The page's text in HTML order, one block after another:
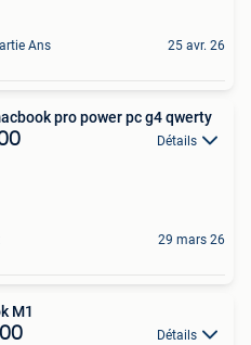
Ans 25 avr. 26
pro power pc g4 qwerty
Détails
29 mars 26
M1
Détails